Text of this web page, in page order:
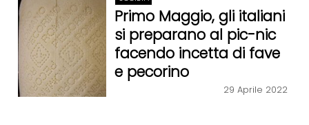
Primo Maggio, gli italiani
si preparano al pic-nic
facendo incetta di fave
e pecorino
29 Aprile 2022